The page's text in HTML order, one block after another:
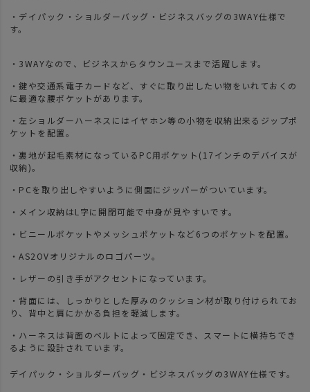
・デイパック・ショルダーバッグ・ビジネスバッグの3WAY仕様で
す。
・3WAYなので、ビジネスからタウンユースまで活躍します。
・鍵や交通系電子カードなど、すぐに取り出したい物をいれておくの
に最適な腰ポケットがあります。
・左ショルダーハーネスにはイヤホン等の小物を収納出来るジップポ
ケットを配置。
・裏地が起毛素材になっているPC用ポケット(17インチのデバイスが
収納)。
・PCを取り出しやすいように側面にジッパーがついています。
・メイン収納はL字に開閉可能で中身が見やすいです。
・ビニールポケットやメッシュポケットなど6つのポケットを配置。
・AS2OVオリジナルのロゴパーツ。
・レザーの引き手がアクセントになっています。
・背面には、しっかりとした厚みのクッション材が取り付けられてお
り、背中と肩にかかる負担を軽減します。
・ハーネスは背面のベルトによって固定でき、スマートに横持ちでき
るように設計されています。
デイパック・ショルダーバッグ・ビジネスバッグの3WAY仕様です。